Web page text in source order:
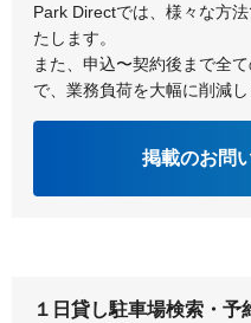
大阪市淀川区
柏原市
門真市
Park Directでは、様々な方
たします。
また、申込〜契約後まで全
で、業務負荷を大幅に削減し
掲載のお問
１日貸し駐車場検索・